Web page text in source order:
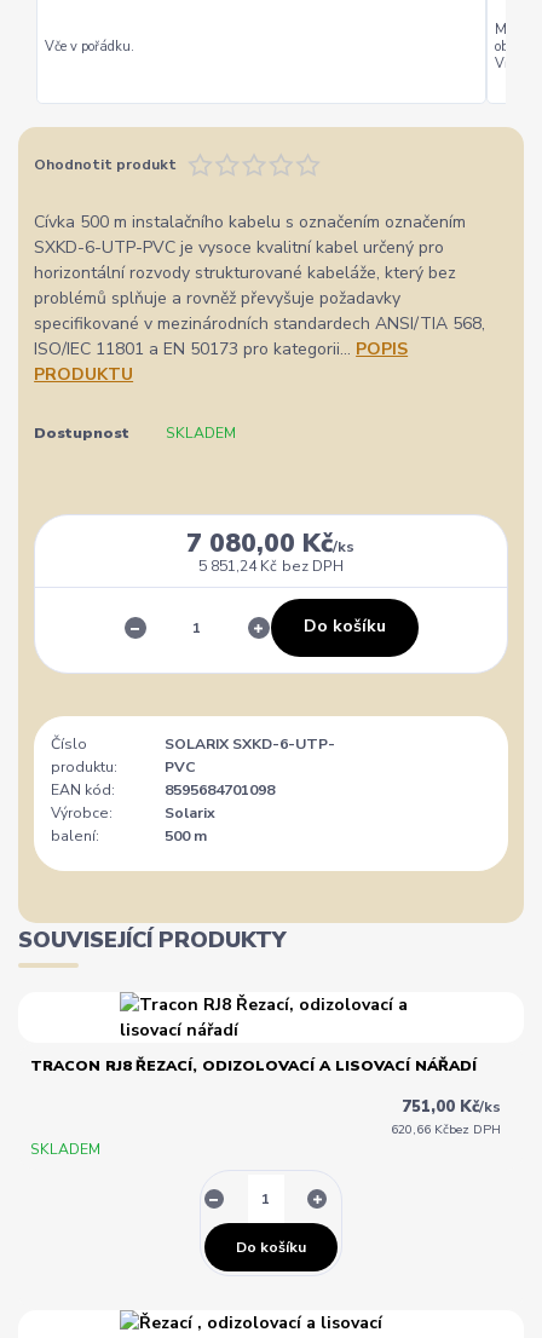
Vče v pořádku.
Můžu
Vřele
Ohodnotit produkt
Cívka 500 m instalačního kabelu s označením označením
SXKD-6-UTP-PVC je vysoce kvalitní kabel určený pro
horizontální rozvody strukturované kabeláže, který bez
problémů splňuje a rovněž převyšuje požadavky
specifikované v mezinárodních standardech ANSI/TIA 568,
ISO/IEC 11801 a EN 50173 pro kategorii... POPIS
PRODUKTU
Dostupnost SKLADEM
7 080,00 Kč/ks
5 851,24 Kč bez DPH
Do košíku
Číslo
produktu:
SOLARIX SXKD-6-UTP-
PVC
EAN kód:
8595684701098
Výrobce:
Solarix
balení:
500 m
SOUVISEJÍCÍ PRODUKTY
TRACON RJ8 ŘEZACÍ, ODIZOLOVACÍ A LISOVACÍ NÁŘADÍ
751,00 Kč/ks
620,66 Kčbez DPH
SKLADEM
Do košíku